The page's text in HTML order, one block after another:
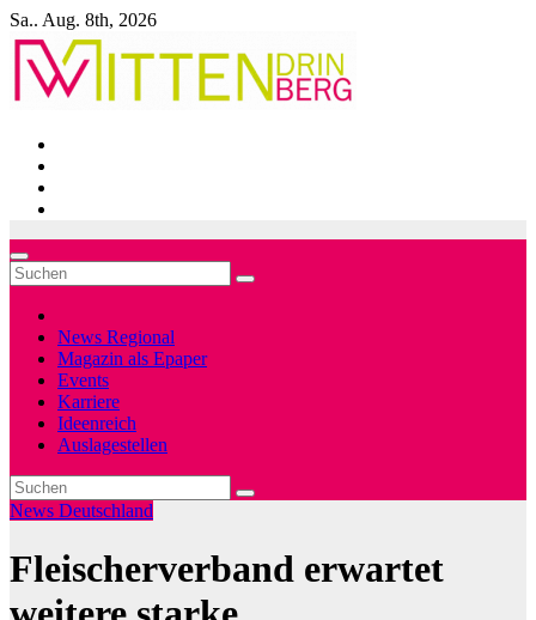
Zum
Inhalt
springen
Sa.. Aug. 8th, 2026
News Regional
Magazin als Epaper
Events
Karriere
Ideenreich
Auslagestellen
News Deutschland
Fleischerverband erwartet